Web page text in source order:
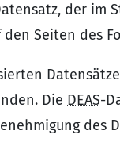
der im
den Seiten des
Die DEAS-
des